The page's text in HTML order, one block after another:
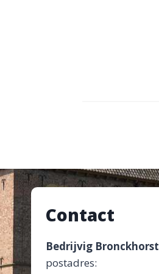
Contact
Bedrijvig Bronckhorst
postadres: